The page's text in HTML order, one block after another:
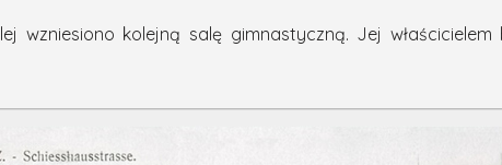
wzniesiono kolejną salę gimnastyczną. Jej właścicielem